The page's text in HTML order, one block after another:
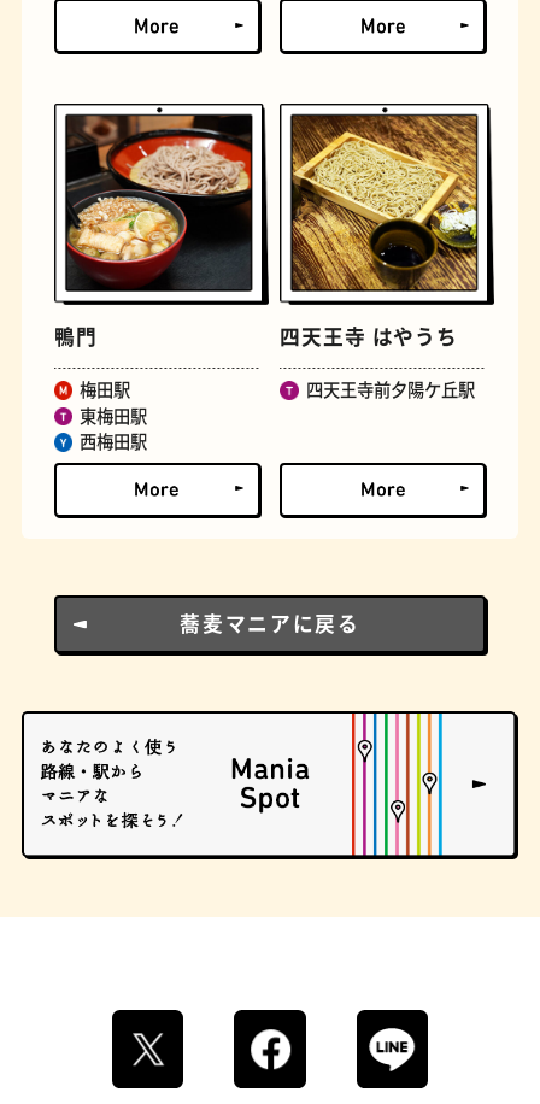
おでん
ロイヤルミルクティー
鴨門
梅田駅
東梅田駅
西梅田駅
四天王寺 はやうち
四天王寺前夕陽ケ丘駅
蕎麦マニアに戻る